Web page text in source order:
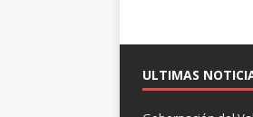
ULTIMAS